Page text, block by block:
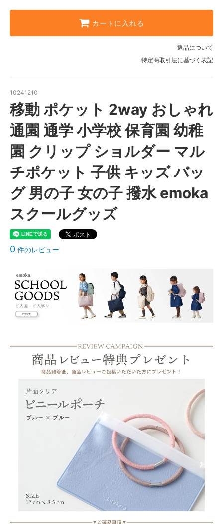
カートに入れる
返品について
特定商取引法に基づく表記
10241210
移動 ポケット 2way おしゃれ
通園 通学 小学校 保育園 幼稚
園 クリップ ショルダー マル
チポケット 子供 キッズ バッ
グ 男の子 女の子 撥水 emoka
スクールグッズ
0 件のレビュー